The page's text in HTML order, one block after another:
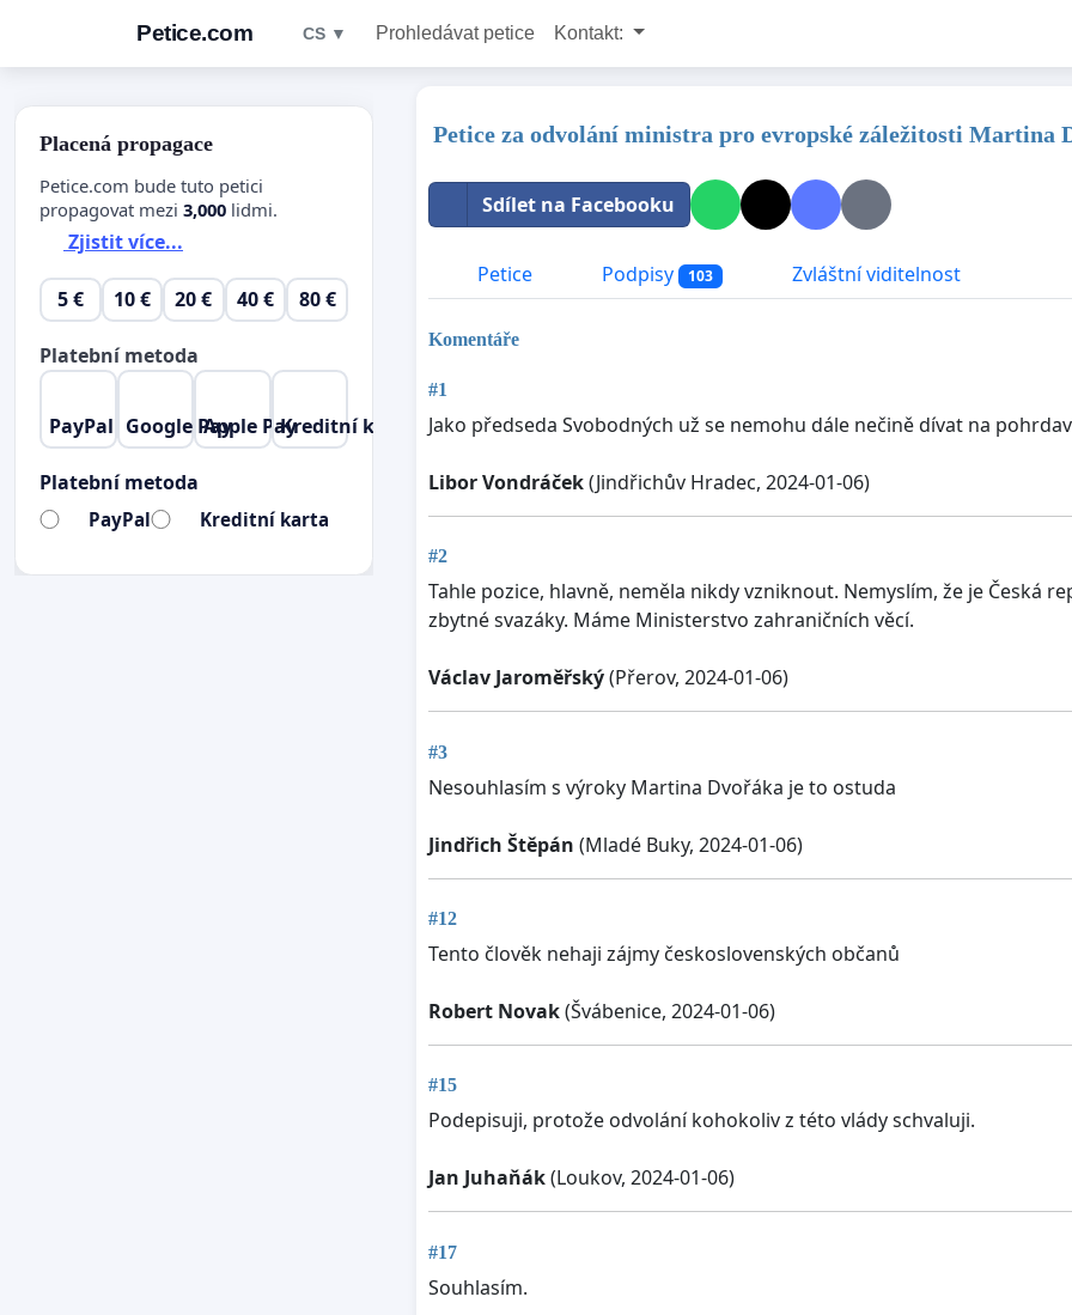
Petice.com CS ▼ Prohledávat petice Kontakt:
Petice za odvolání ministra pro evropské záležitosti Martina
Sdílet na Facebooku
Petice Podpisy 103 Zvláštní viditelnost
Komentáře
#1
Jako předseda Svobodných už se nemohu dále nečině dívat na
Libor Vondráček(Jindřichův Hradec, 2024-01-06)
#2
Tahle pozice, hlavně, neměla nikdy vzniknout. Nemyslím, že je Česká
zbytné svazáky. Máme Ministerstvo zahraničních věcí.
Václav Jaroměřský(Přerov, 2024-01-06)
#3
Nesouhlasím s výroky Martina Dvořáka je to ostuda
Jindřich Štěpán (Mladé Buky, 2024-01-06)
#12
Tento člověk nehaji zájmy československých občanů
Robert Novak(Švábenice, 2024-01-06)
#15
Podepisuji, protože odvolání kohokoliv z této vlády schvaluji.
Jan Juhaňák(Loukov, 2024-01-06)
#17
Souhlasím.
Placená propagace
Petice.com bude tuto petici
propagovat mezi 3,000 lidmi.
Zjistit více...
5 € 10 € 20 € 40 € 80 €
Platební metoda
PayPal Google PayApple PayKreditní karta
Platební metoda
PayPal Kreditní karta